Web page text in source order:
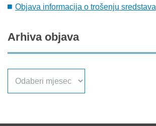
Objava informacija o trošenju sredstava
Arhiva objava